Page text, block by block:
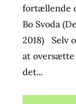
fortællende
Bo Svoda
2018) Selv
at
det...